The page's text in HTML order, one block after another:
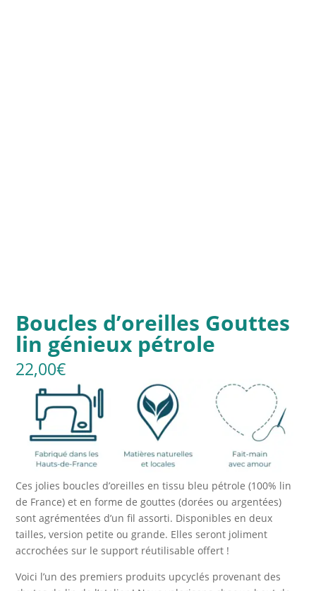
Boucles d’oreilles Gouttes
lin génieux pétrole
22,00€
Ces jolies boucles d’oreilles en tissu bleu pétrole (100% lin
de France) et en forme de gouttes (dorées ou argentées)
sont agrémentées d’un fil assorti. Disponibles en deux
tailles, version petite ou grande. Elles seront joliment
accrochées sur le support réutilisable offert !
Voici l’un des premiers produits upcyclés provenant des